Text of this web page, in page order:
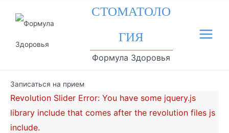
СТОМАТОЛО
ГИЯ
Формула Здоровья
Main
Записаться на прием
Revolution Slider Error: You have some jquery.js
library include that comes after the revolution files js
include.